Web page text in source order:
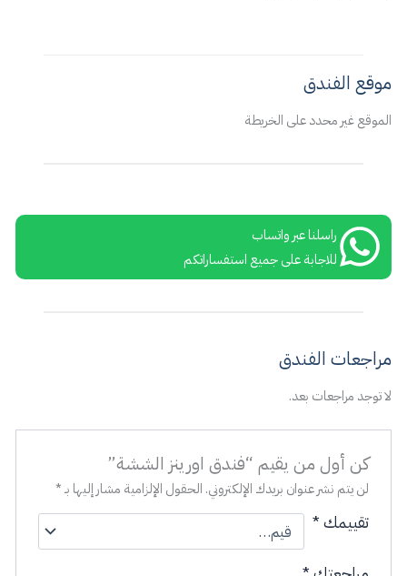
موقع الفندق
الموقع غير محدد على الخريطة
راسلنا عبر واتساب
للاجابة على جميع استفساراتكم
مراجعات الفندق
لا توجد مراجعات بعد.
كن أول من يقيم “فندق اورينز الششة”
لن يتم نشر عنوان بريدك الإلكتروني. الحقول الإلزامية مشار إليها بـ*
تقييمك*